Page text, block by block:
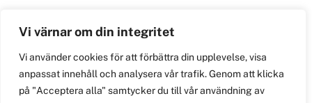
Vi värnar om din integritet
Vi använder cookies för att förbättra din upplevelse, visa
anpassat innehåll och analysera vår trafik. Genom att klicka
på "Acceptera alla" samtycker du till vår användning av